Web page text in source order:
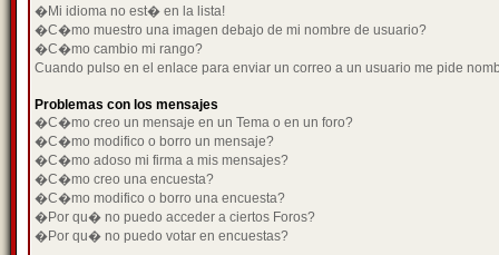
�Mi idioma no est� en la lista!
�C�mo muestro una imagen debajo de mi nombre de usuario?
�C�mo cambio mi rango?
Cuando pulso en el enlace para enviar un correo a un usuario me pide
Problemas con los mensajes
�C�mo creo un mensaje en un Tema o en un foro?
�C�mo modifico o borro un mensaje?
�C�mo adoso mi firma a mis mensajes?
�C�mo creo una encuesta?
�C�mo modifico o borro una encuesta?
�Por qu� no puedo acceder a ciertos Foros?
�Por qu� no puedo votar en encuestas?